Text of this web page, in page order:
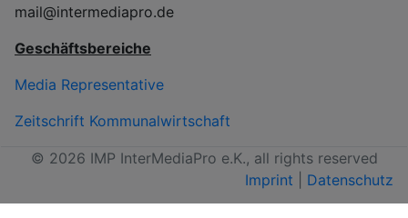
mail@intermediapro.de
Geschäftsbereiche
Media Representative
Zeitschrift Kommunalwirtschaft
© 2026 IMP InterMediaPro e.K., all rights reserved
Imprint
Datenschutz